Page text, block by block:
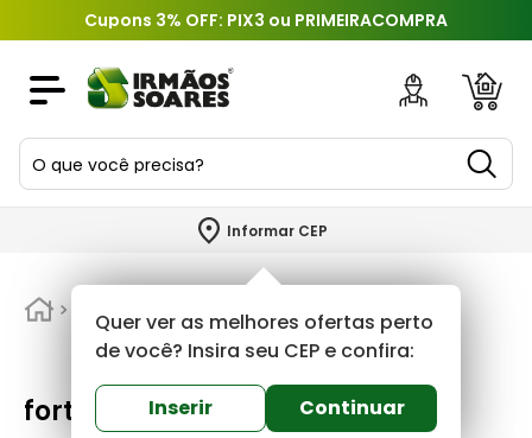
Cupons 3% OFF: PIX3 ou PRIMEIRACOMPRA
O que você precisa?
TERMOS MAIS BUSCADOS
2º
porta
revestimento
argamassa
Informar CEP
Quer ver as melhores ofertas perto
de você? Insira seu CEP e confira:
Inserir Continuar
forte
forte